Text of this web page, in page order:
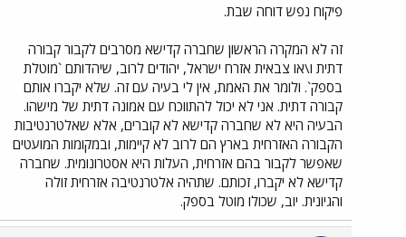
פיקוח נפש דוחה שבת.
זה לא המקרה הראשון שחברה קדישא מסרבים לקבור קבורה
דתית ו\או צבאית אזרח ישראל, יהודים לרוב, שיהדותם `מוטלת
בספק`. ולומר את האמת, אין לי בעיה עם זה. שלא יקברו אותם
קבורה דתית. אני לא יכול להתווכח עם אמונה דתית של מישהו.
הבעיה היא לא שחברה קדישא לא קוברים, אלא שאלטרנטיבות
הקבורה האזרחית בארץ הם לרוב לא קיימות, ובמקומות המועטים
שאפשר לקבור בהם אזרחית, העלות היא אסטרונומית. שחברה
קדישא לא יקברו, זכותם. שתהיה אלטרנטיבה אזרחית זולה
והגיונית. יוב, שכולו מוטל בספק.